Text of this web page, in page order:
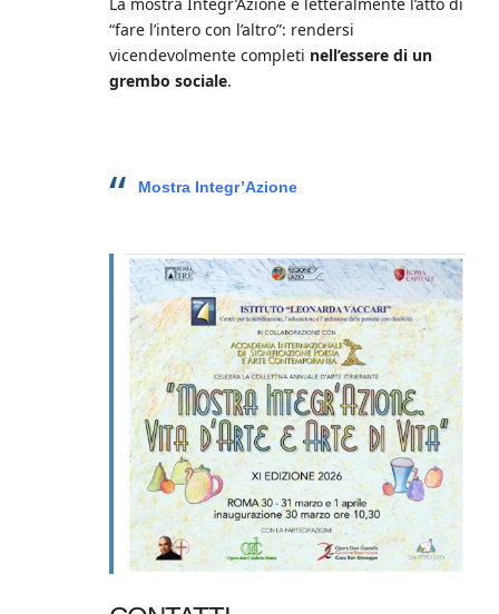
“fare l’intero con l’altro”: rendersi
vicendevolmente completi nell’essere di un
grembo sociale.
Mostra Integr’Azione